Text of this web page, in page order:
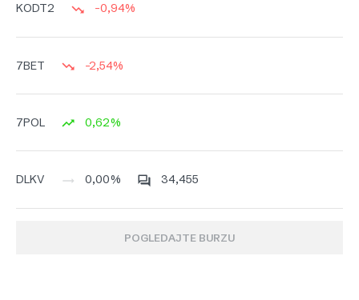
KODT2 -0,94%
7BET -2,54%
7POL 0,62%
DLKV 0,00% 34,455
POGLEDAJTE BURZU